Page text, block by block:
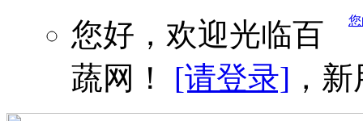
您好，欢迎光临百
蔬网！ [请登录] ，